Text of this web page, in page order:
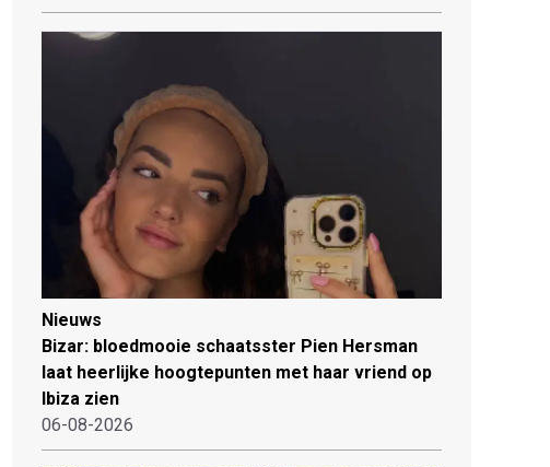
Nieuws
Bizar: bloedmooie schaatsster Pien Hersman
laat heerlijke hoogtepunten met haar vriend op
Ibiza zien
06-08-2026